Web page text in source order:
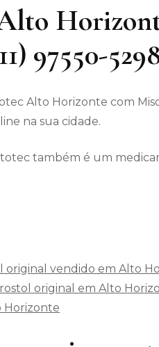
97550-
Alto Horizonte com
na sua cidade.
também é um
original vendido em Alto
original em Alto
Horizonte